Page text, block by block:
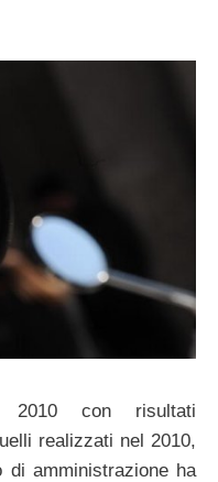
con risultati
realizzati nel 2010,
amministrazione ha